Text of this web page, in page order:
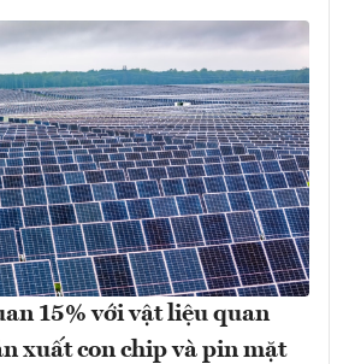
15% với vật liệu quan
xuất con chip và pin mặt